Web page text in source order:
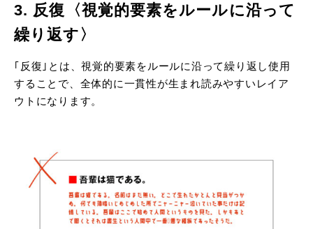
3. 反復〈視覚的要素をルールに沿って
繰り返す〉
｢反復｣とは、視覚的要素をルールに沿って繰り返し使用
することで、全体的に一貫性が生まれ読みやすいレイア
ウトになります。